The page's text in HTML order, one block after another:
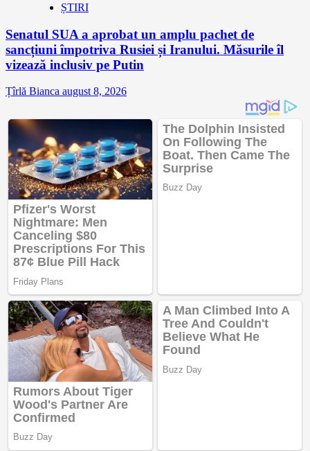
ȘTIRI
Senatul SUA a aprobat un amplu pachet de
sancțiuni împotriva Rusiei și Iranului. Măsurile îl
vizează inclusiv pe Putin
Țîrlă Bianca august 8, 2026